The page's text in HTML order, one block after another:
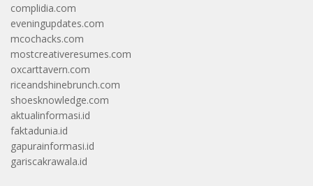
complidia.com
eveningupdates.com
mcochacks.com
mostcreativeresumes.com
oxcarttavern.com
riceandshinebrunch.com
shoesknowledge.com
aktualinformasi.id
faktadunia.id
gapurainformasi.id
gariscakrawala.id